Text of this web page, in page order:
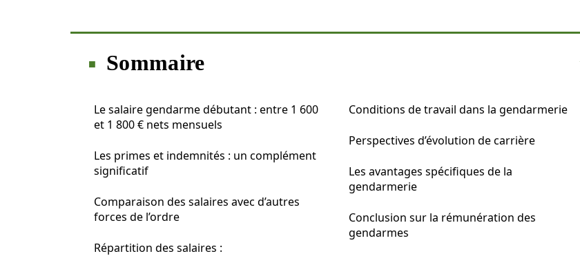
Sommaire
Le salaire gendarme débutant : entre 1 600
et 1 800 € nets mensuels
Les primes et indemnités : un complément
significatif
Comparaison des salaires avec d’autres
forces de l’ordre
Répartition des salaires :
Conditions de travail dans la gendarmerie
Perspectives d’évolution de carrière
Les avantages spécifiques de la
gendarmerie
Conclusion sur la rémunération des
gendarmes